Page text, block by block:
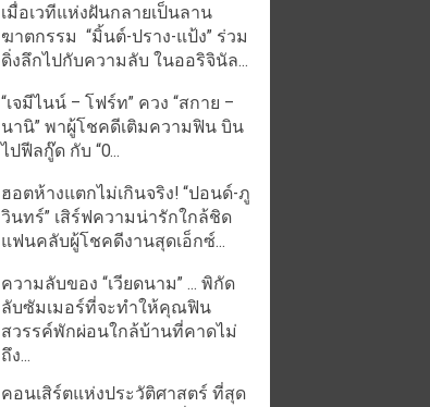
เมื่อเวทีแห่งฝันกลายเป็นลาน
ฆาตกรรม “มิ้นต์-ปราง-แป้ง” ร่วม
ดิ่งลึกไปกับความลับ ในออริจินัล...
“เจมีไนน์ – โฟร์ท” ควง “สกาย –
นานิ” พาผู้โชคดีเติมความฟิน บิน
ไปฟีลกู๊ด กับ “O...
ฮอตห้างแตกไม่เกินจริง! “ปอนด์-ภู
วินทร์” เสิร์ฟความน่ารักใกล้ชิด
แฟนคลับผู้โชคดีงานสุดเอ็กซ์...
ความลับของ “เวียดนาม” … พิกัด
ลับซัมเมอร์ที่จะทำให้คุณฟิน
สวรรค์พักผ่อนใกล้บ้านที่คาดไม่
ถึง...
คอนเสิร์ตแห่งประวัติศาสตร์ ที่สุด